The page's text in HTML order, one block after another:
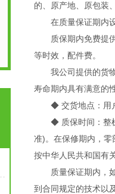
的、原产地、原包装
在质量保证期内设
质保期内免费提供
等时效，配件费。
我公司提供的货物
寿命期内具有满意的
◆ 交货地点：用
◆ 质保时间：整机
准)。在保修期内，
按中华人民共和国有
质量保证期内，如
到合同规定的技术以